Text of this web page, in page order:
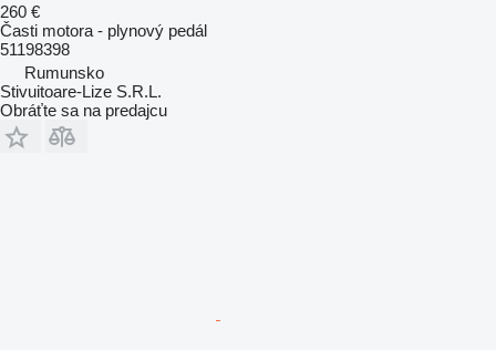
260 €
Časti motora - plynový pedál
51198398
Rumunsko
Stivuitoare-Lize S.R.L.
Obráťte sa na predajcu